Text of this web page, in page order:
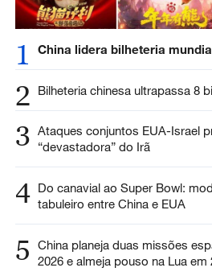
1 China lidera bilheteria
2 Bilheteria chinesa ultrapassa 8
3 Ataques conjuntos EUA-Israel
“devastadora” do Irã
4 Do canavial ao Super Bowl:
tabuleiro entre China e EUA
5
China planeja duas missões
2026 e almeja pouso na Lua em